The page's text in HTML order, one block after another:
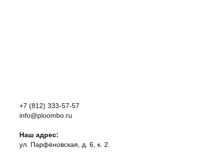
+7 (812) 333-57-57
info@ploombo.ru
Наш адрес:
ул. Парфёновская, д. 6, к. 2.